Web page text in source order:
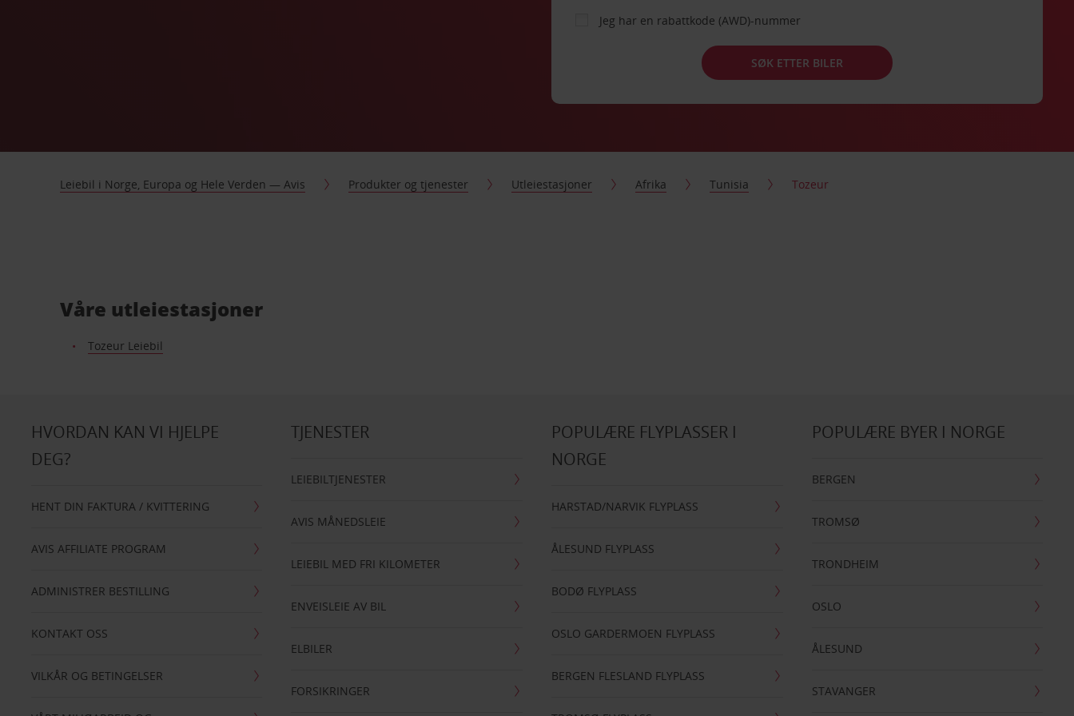
Jeg har en rabattkode (AWD)-nummer
SØK ETTER BILER
Leiebil i Norge, Europa og Hele Verden — Avis Produkter og tjenester Utleiestasjoner Afrika Tunisia Tozeur
Våre utleiestasjoner
Tozeur Leiebil
HVORDAN KAN VI HJELPE
DEG?
HENT DIN FAKTURA / KVITTERING
AVIS AFFILIATE PROGRAM
ADMINISTRER BESTILLING
KONTAKT OSS
VILKÅR OG BETINGELSER
TJENESTER
LEIEBILTJENESTER
AVIS MÅNEDSLEIE
LEIEBIL MED FRI KILOMETER
ENVEISLEIE AV BIL
ELBILER
FORSIKRINGER
POPULÆRE FLYPLASSER I
NORGE
HARSTAD/NARVIK FLYPLASS
ÅLESUND FLYPLASS
BODØ FLYPLASS
OSLO GARDERMOEN FLYPLASS
BERGEN FLESLAND FLYPLASS
POPULÆRE BYER I NORGE
BERGEN
TROMSØ
TRONDHEIM
OSLO
ÅLESUND
STAVANGER